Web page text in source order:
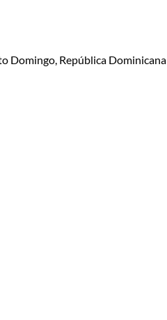
Domingo, República Dominicana